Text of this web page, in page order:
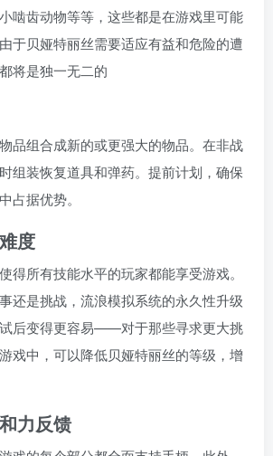
啮齿动物等等，这些都是在游戏里可能
于贝娅特丽丝需要适应有益和危险的遭
将是独一无二的
品组合成新的或更强大的物品。在非战
组装恢复道具和弹药。提前计划，确保
占据优势。
度
得所有技能水平的玩家都能享受游戏。
还是挑战，流浪模拟系统的永久性升级
后变得更容易——对于那些寻求更大挑
戏中，可以降低贝娅特丽丝的等级，增
力反馈